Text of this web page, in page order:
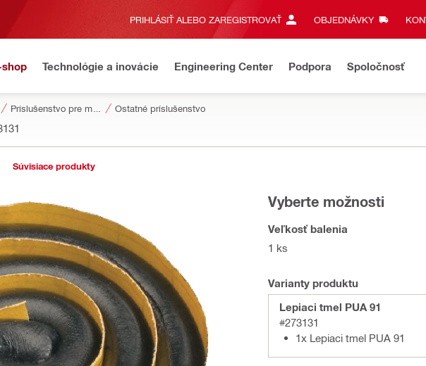
PRIHLÁSIŤ ALEBO ZAREGISTROVAŤ OBJEDNÁVKY
Technológie a inovácie Engineering Center Podpora Spoločnosť
Ostatné príslušenstvo
Súvisiace produkty
Vyberte možnosti
Veľkosť balenia
1 ks
Varianty produktu
Lepiaci tmel PUA 91
#273131
1x Lepiaci tmel PUA 91